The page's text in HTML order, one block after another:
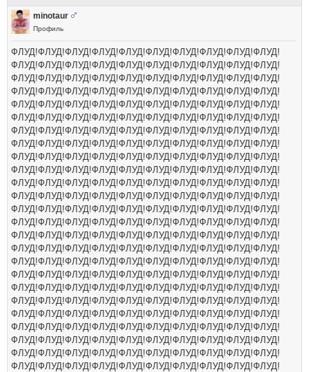
minotaur
Профиль
ФЛУД!ФЛУД!ФЛУД!ФЛУД!ФЛУД!ФЛУД!ФЛУД!ФЛУД!ФЛУД!ФЛУД!
ФЛУД!ФЛУД!ФЛУД!ФЛУД!ФЛУД!ФЛУД!ФЛУД!ФЛУД!ФЛУД!ФЛУД!
ФЛУД!ФЛУД!ФЛУД!ФЛУД!ФЛУД!ФЛУД!ФЛУД!ФЛУД!ФЛУД!ФЛУД!
ФЛУД!ФЛУД!ФЛУД!ФЛУД!ФЛУД!ФЛУД!ФЛУД!ФЛУД!ФЛУД!ФЛУД!
ФЛУД!ФЛУД!ФЛУД!ФЛУД!ФЛУД!ФЛУД!ФЛУД!ФЛУД!ФЛУД!ФЛУД!
ФЛУД!ФЛУД!ФЛУД!ФЛУД!ФЛУД!ФЛУД!ФЛУД!ФЛУД!ФЛУД!ФЛУД!
ФЛУД!ФЛУД!ФЛУД!ФЛУД!ФЛУД!ФЛУД!ФЛУД!ФЛУД!ФЛУД!ФЛУД!
ФЛУД!ФЛУД!ФЛУД!ФЛУД!ФЛУД!ФЛУД!ФЛУД!ФЛУД!ФЛУД!ФЛУД!
ФЛУД!ФЛУД!ФЛУД!ФЛУД!ФЛУД!ФЛУД!ФЛУД!ФЛУД!ФЛУД!ФЛУД!
ФЛУД!ФЛУД!ФЛУД!ФЛУД!ФЛУД!ФЛУД!ФЛУД!ФЛУД!ФЛУД!ФЛУД!
ФЛУД!ФЛУД!ФЛУД!ФЛУД!ФЛУД!ФЛУД!ФЛУД!ФЛУД!ФЛУД!ФЛУД!
ФЛУД!ФЛУД!ФЛУД!ФЛУД!ФЛУД!ФЛУД!ФЛУД!ФЛУД!ФЛУД!ФЛУД!
ФЛУД!ФЛУД!ФЛУД!ФЛУД!ФЛУД!ФЛУД!ФЛУД!ФЛУД!ФЛУД!ФЛУД!
ФЛУД!ФЛУД!ФЛУД!ФЛУД!ФЛУД!ФЛУД!ФЛУД!ФЛУД!ФЛУД!ФЛУД!
ФЛУД!ФЛУД!ФЛУД!ФЛУД!ФЛУД!ФЛУД!ФЛУД!ФЛУД!ФЛУД!ФЛУД!
ФЛУД!ФЛУД!ФЛУД!ФЛУД!ФЛУД!ФЛУД!ФЛУД!ФЛУД!ФЛУД!ФЛУД!
ФЛУД!ФЛУД!ФЛУД!ФЛУД!ФЛУД!ФЛУД!ФЛУД!ФЛУД!ФЛУД!ФЛУД!
ФЛУД!ФЛУД!ФЛУД!ФЛУД!ФЛУД!ФЛУД!ФЛУД!ФЛУД!ФЛУД!ФЛУД!
ФЛУД!ФЛУД!ФЛУД!ФЛУД!ФЛУД!ФЛУД!ФЛУД!ФЛУД!ФЛУД!ФЛУД!
ФЛУД!ФЛУД!ФЛУД!ФЛУД!ФЛУД!ФЛУД!ФЛУД!ФЛУД!ФЛУД!ФЛУД!
ФЛУД!ФЛУД!ФЛУД!ФЛУД!ФЛУД!ФЛУД!ФЛУД!ФЛУД!ФЛУД!ФЛУД!
ФЛУД!ФЛУД!ФЛУД!ФЛУД!ФЛУД!ФЛУД!ФЛУД!ФЛУД!ФЛУД!ФЛУД!
ФЛУД!ФЛУД!ФЛУД!ФЛУД!ФЛУД!ФЛУД!ФЛУД!ФЛУД!ФЛУД!ФЛУД!
ФЛУД!ФЛУД!ФЛУД!ФЛУД!ФЛУД!ФЛУД!ФЛУД!ФЛУД!ФЛУД!ФЛУД!
ФЛУД!ФЛУД!ФЛУД!ФЛУД!ФЛУД!ФЛУД!ФЛУД!ФЛУД!ФЛУД!ФЛУД!